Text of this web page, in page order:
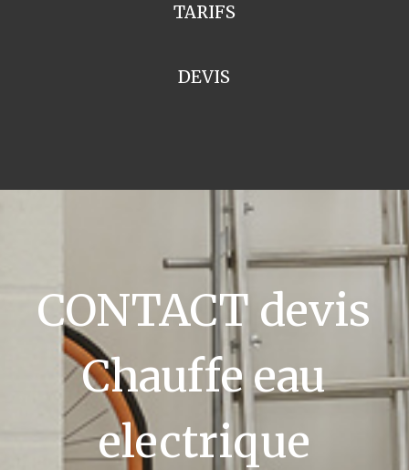
TARIFS
DEVIS
CONTACT devis
Chauffe eau
electrique